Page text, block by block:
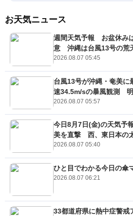
お天気ニュース
週間天気予報 お盆休み
意 沖縄は台風13号の荒
2026.08.07 05:45
台風13号が沖縄・奄美
速34.5m/sの暴風観測 明
2026.08.07 05:57
今日8月7日(金)の天気予
美を直撃 西、東日本の
2026.08.07 05:40
ひと目でわかる今日の
2026.08.07 06:21
33都道府県に熱中症警